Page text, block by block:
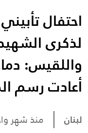
احتفال
لذكرى
واللقيس:
أعادت رسم
لبنان منذ شهر